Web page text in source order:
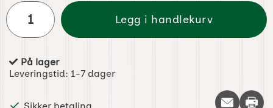
antall
Legg i handlekurv
Produkttilgjengelighet:
På lager
Leveringstid: 1-7 dager
Skriv